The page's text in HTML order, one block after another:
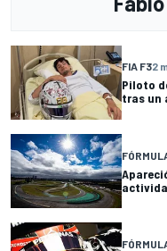
FIA F32
Piloto
tras un